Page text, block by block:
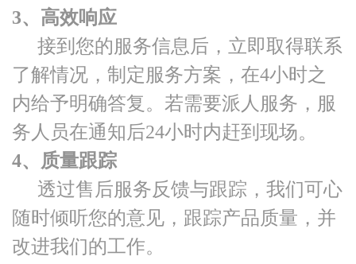
3、高效响应
接到您的服务信息后，立即取得联系
了解情况，制定服务方案，在4小时之
内给予明确答复。若需要派人服务，服
务人员在通知后24小时内赶到现场。
4、质量跟踪
透过售后服务反馈与跟踪，我们可心
随时倾听您的意见，跟踪产品质量，并
改进我们的工作。